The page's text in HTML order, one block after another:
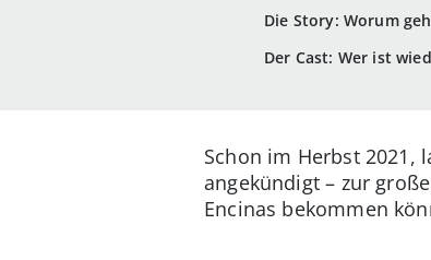
Die Story: Worum
Der Cast: Wer ist
Schon im Herbst 2021,
angekündigt– zur
Encinas bekommen